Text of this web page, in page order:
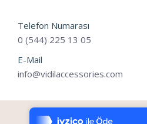
7/24 Canlı Destek
Telefon Numarası
0 (544) 225 13 05
E-Mail
info@vidilaccessories.com
©2024 - vidilaccessories